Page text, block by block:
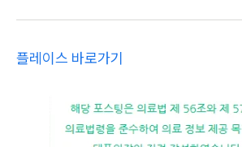
플레이스 바로가기